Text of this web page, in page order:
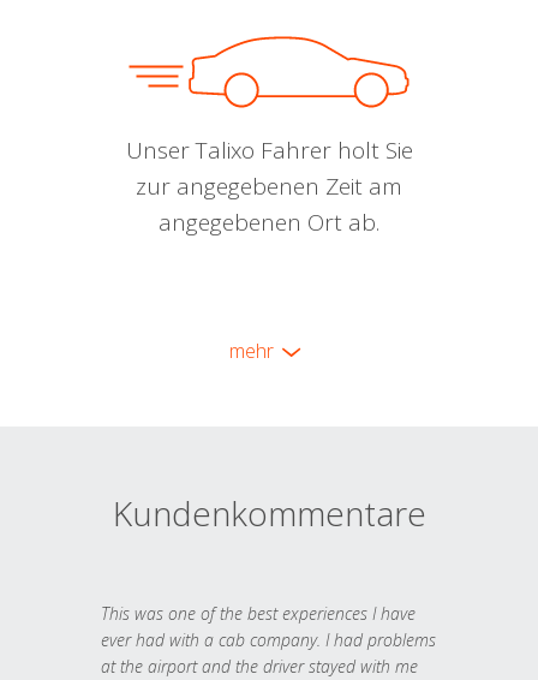
Unser Talixo Fahrer holt Sie
zur angegebenen Zeit am
angegebenen Ort ab.
mehr
Kundenkommentare
This was one of the best experiences I have
ever had with a cab company. I had problems
at the airport and the driver stayed with me